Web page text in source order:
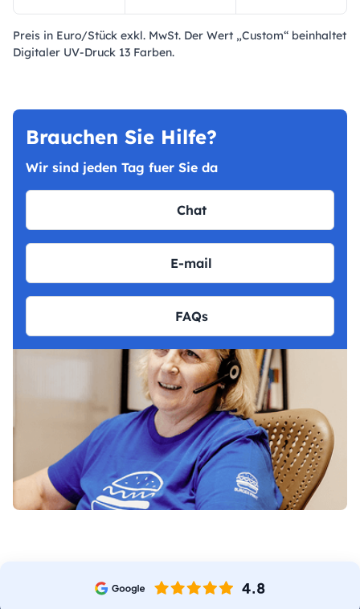
Preis in Euro/Stück exkl. MwSt. Der Wert „Custom“ beinhaltet
Digitaler UV-Druck 13 Farben.
Brauchen Sie Hilfe?
Wir sind jeden Tag fuer Sie da
Chat
E-mail
FAQs